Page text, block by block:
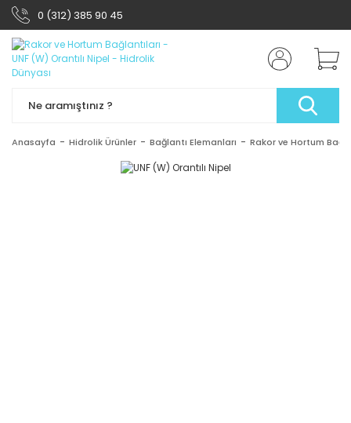
0 (312) 385 90 45
Anasayfa Hidrolik Ürünler Bağlantı Elemanları Rakor ve Hortum